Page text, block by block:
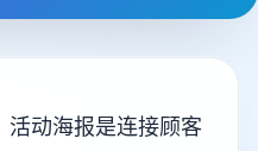
活动海报是连接顾客